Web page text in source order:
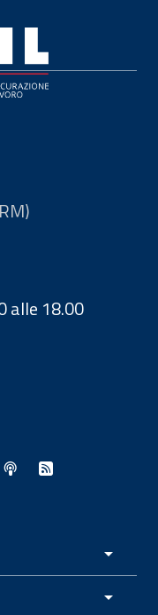
alle 18.00
in nuova finestra
in nuova finestra
- Apertura in
esterno - Apertura in
Sito esterno -
- Sito esterno -
Spreaker - Sito
Feed RSS -